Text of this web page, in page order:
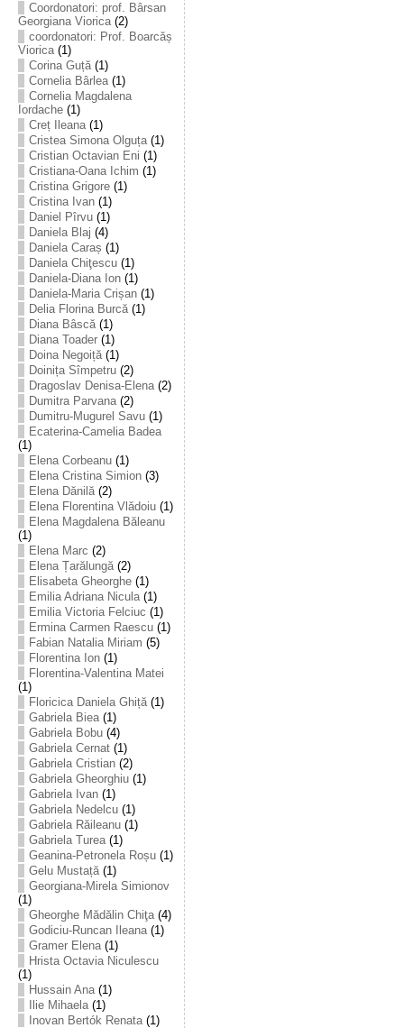
Coordonatori: prof. Bârsan
Georgiana Viorica(2)
coordonatori: Prof. Boarcăș
Viorica(1)
Corina Guță(1)
Cornelia Bârlea(1)
Cornelia Magdalena
Iordache(1)
Creț Ileana(1)
Cristea Simona Olguța(1)
Cristian Octavian Eni (1)
Cristiana-Oana Ichim (1)
Cristina Grigore(1)
Cristina Ivan(1)
Daniel Pîrvu(1)
Daniela Blaj (4)
Daniela Caraș (1)
Daniela Chiţescu(1)
Daniela-Diana Ion(1)
Daniela-Maria Crișan(1)
Delia Florina Burcă(1)
Diana Bâscă(1)
Diana Toader(1)
Doina Negoiță(1)
Doinița Sîmpetru(2)
Dragoslav Denisa-Elena(2)
Dumitra Parvana(2)
Dumitru-Mugurel Savu(1)
Ecaterina-Camelia Badea
(1)
Elena Corbeanu(1)
Elena Cristina Simion(3)
Elena Dănilă(2)
Elena Florentina Vlădoiu(1)
Elena Magdalena Băleanu
(1)
Elena Marc (2)
Elena Țarălungă(2)
Elisabeta Gheorghe(1)
Emilia Adriana Nicula(1)
Emilia Victoria Felciuc (1)
Ermina Carmen Raescu(1)
Fabian Natalia Miriam (5)
Florentina Ion(1)
Florentina-Valentina Matei
(1)
Floricica Daniela Ghiță(1)
Gabriela Biea(1)
Gabriela Bobu(4)
Gabriela Cernat(1)
Gabriela Cristian(2)
Gabriela Gheorghiu(1)
Gabriela Ivan(1)
Gabriela Nedelcu(1)
Gabriela Răileanu(1)
Gabriela Turea(1)
Geanina-Petronela Roșu(1)
Gelu Mustață(1)
Georgiana-Mirela Simionov
(1)
Gheorghe Mădălin Chiţa(4)
Godiciu-Runcan Ileana(1)
Gramer Elena(1)
Hrista Octavia Niculescu
(1)
Hussain Ana(1)
Ilie Mihaela(1)
Inovan Bertók Renata(1)